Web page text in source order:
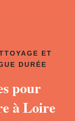
ET
DURÉE
pour
à Loire